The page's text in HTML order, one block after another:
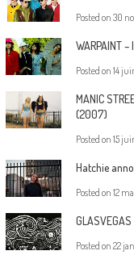
Posted on 30
WARPAINT
Posted on 14
MANIC
(2007)
Posted on 15
Hatchie
Posted on 12
Posted on 22